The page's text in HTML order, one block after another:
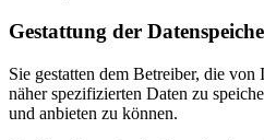
Gestattung der
Sie gestatten dem Betreiber, die von
näher spezifizierten Daten zu
und anbieten zu können.